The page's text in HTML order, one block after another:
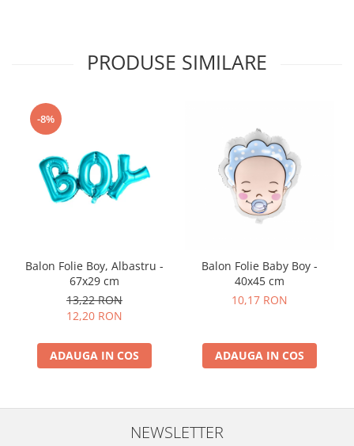
PRODUSE SIMILARE
-8%
Balon Folie Boy, Albastru -
67x29 cm
13,22 RON
12,20 RON
ADAUGA IN COS
Balon Folie Baby Boy -
40x45 cm
10,17 RON
ADAUGA IN COS
NEWSLETTER